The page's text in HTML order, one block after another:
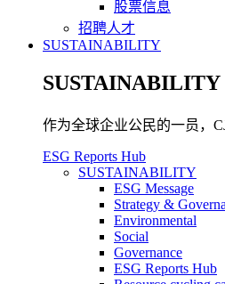
股票信息
招聘人才
SUSTAINABILITY
SUSTAINABILITY
作为全球企业公民的一员，
ESG Reports Hub
SUSTAINABILITY
ESG Message
Strategy &
Environmental
Social
Governance
ESG Reports Hub